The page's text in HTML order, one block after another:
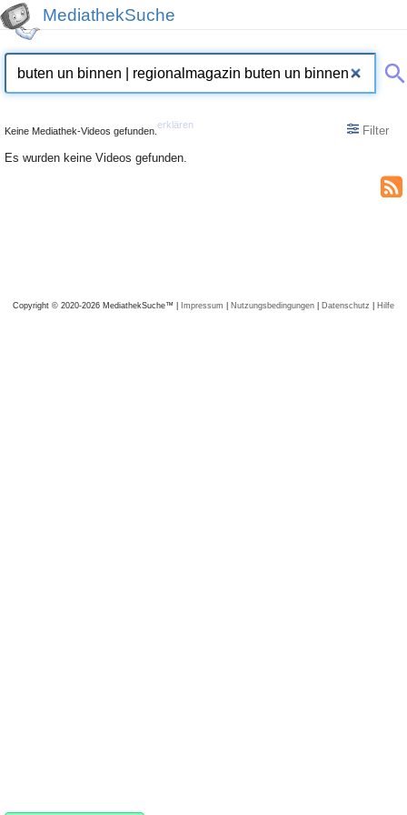
MediathekSuche
Keine Mediathek-Videos gefunden.
erklären
Filter
Es wurden keine Videos gefunden.
Copyright © 2020-2026 MediathekSuche™ | Impressum | Nutzungsbedingungen | Datenschutz | Hilfe